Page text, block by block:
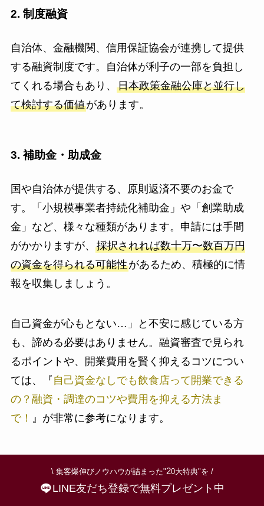
2. 制度融資
自治体、金融機関、信用保証協会が連携して提供
する融資制度です。自治体が利子の一部を負担し
てくれる場合もあり、 日本政策金融公庫と並行し
て検討する価値があります。
3. 補助金・助成金
国や自治体が提供する、原則返済不要のお金で
す。「小規模事業者持続化補助金」や「創業助成
金」など、様々な種類があります。申請には手間
がかかりますが、 採択されれば数十万〜数百万円
の資金を得られる可能性があるため、積極的に情
報を収集しましょう。
自己資金が心もとない…」と不安に感じている方
も、諦める必要はありません。融資審査で見られ
るポイントや、開業費用を賢く抑えるコツについ
ては、『 自己資金なしでも飲食店って開業できる
の？融資・調達のコツや費用を抑える方法ま
で！
』が非常に参考になります。
2-4. 開業費用を抑える5つの節約術
\ 集客爆伸びノウハウが詰まった"20大特典"を /
LINE友だち登録で無料プレゼント中